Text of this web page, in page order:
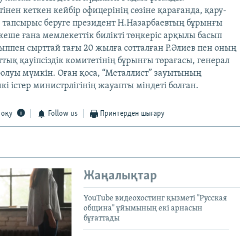
кеткен кейбір офицерінің сөзіне қарағанда, қару-
беруге президент Н.Назарбаевтың бұрынғы
ғана мемлекеттік билікті төңкеріс арқылы басып
сырттай тағы 20 жылға сотталған Р.Әлиев пен оның
қауіпсіздік комитетінің бұрынғы төрағасы, генерал
мүмкін. Оған қоса, “Металлист” зауытының
істер министрлігінің жауапты міндеті болған.
оқу Follow us Принтерден шығару
Жаңалықтар
YouTube видеохостинг қызметі "Русская
община" ұйымының екі арнасын
бұғаттады